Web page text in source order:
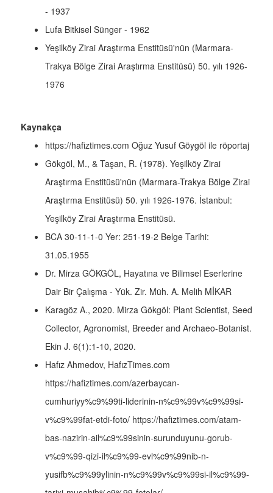
- 1937
Lufa Bitkisel Sünger - 1962
Yeşilköy Zirai Araştırma Enstitüsü'nün (Marmara-
Trakya Bölge Zirai Araştırma Enstitüsü) 50. yılı 1926-
1976
Kaynakça
https://hafiztimes.com Oğuz Yusuf Göygöl ile röportaj
Gökgöl, M., & Taşan, R. (1978). Yeşilköy Zirai
Araştırma Enstitüsü'nün (Marmara-Trakya Bölge Zirai
Araştırma Enstitüsü) 50. yılı 1926-1976. İstanbul:
Yeşilköy Zirai Araştırma Enstitüsü.
BCA 30-11-1-0 Yer: 251-19-2 Belge Tarihi:
31.05.1955
Dr. Mirza GÖKGÖL, Hayatına ve Bilimsel Eserlerine
Dair Bir Çalışma - Yük. Zir. Müh. A. Melih MİKAR
Karagöz A., 2020. Mirza Gökgöl: Plant Scientist, Seed
Collector, Agronomist, Breeder and Archaeo-Botanist.
Ekin J. 6(1):1-10, 2020.
Hafız Ahmedov, HafızTimes.com
https://hafiztimes.com/azerbaycan-
cumhuriyy%c9%99ti-liderinin-n%c9%99v%c9%99si-
v%c9%99fat-etdi-foto/ https://hafiztimes.com/atam-
bas-nazirin-ail%c9%99sinin-surunduyunu-gorub-
v%c9%99-qizi-il%c9%99-evl%c9%99nib-n-
yusifb%c9%99ylinin-n%c9%99v%c9%99si-il%c9%99-